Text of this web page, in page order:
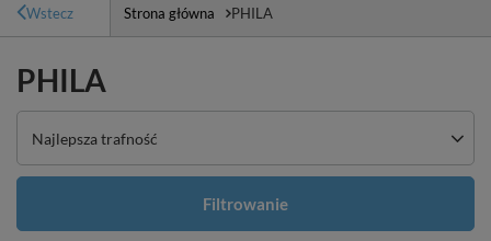
Wstecz Strona główna PHILA
PHILA
Zmień sortowanie
Najlepsza trafność
Filtrowanie